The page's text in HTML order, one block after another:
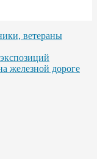
ветераны
железной дороге